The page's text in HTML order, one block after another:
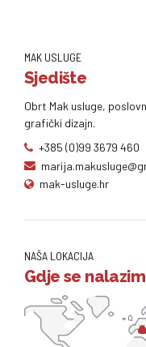
MAK USLUGE
Sjedište
Obrt Mak usluge,
grafički dizajn.
+385 (0)99 3679 460
mak-usluge.hr
NAŠA LOKACIJA
Gdje se